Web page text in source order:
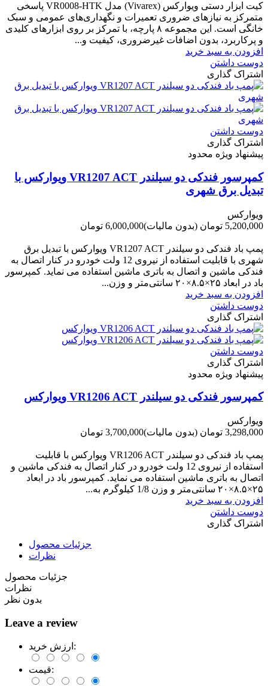
کیت ابزار دستی ویوارکس (Vivarex) مدل VR0008-HTK پاسخی
متمرکز به نیازهای ضروری تعمیرات و نگهداری‌های عمومی و سبک
خانگی است. این مجموعه ۸ پارچه، با تمرکز بر روی ابزارهای کلیدی
و پرکاربرد، بدون اضافات غیرضروری، کیفیت و...
افزودن به سبد خرید
دوست داشتن
اشتراک گذاری
دوست داشتن
اشتراک گذاری
پیشنهاد ویژه محدود
کمپرسور فندکی دو سیلندر VR1207 ACT ویوارکس با
تبدیل برق شهری
ویوارکس
5,200,000 تومان
(بدون مالیات)6,000,000 تومان
پمپ باد فندکی دو سیلندر VR1207 ACT ویوارکس با تبدیل برق
شهری با قابلیت استفاده از نیروی 12 ولت خودرو در کنار اتصال به
فندکی ماشین و اتصال به باتری ماشین استفاده می نماید. کمپرسور
باد در ابعاد ۲۵×۸.۵×۲۰ سانتی‌متر و وزن...
افزودن به سبد خرید
دوست داشتن
اشتراک گذاری
دوست داشتن
اشتراک گذاری
پیشنهاد ویژه محدود
کمپرسور فندکی دو سیلندر VR1206 ACT ویوارکس
ویوارکس
3,298,000 تومان
(بدون مالیات)3,700,000 تومان
پمپ باد فندکی دو سیلندر VR1206 ACT ویوارکس با قابلیت
استفاده از نیروی 12 ولت خودرو در کنار اتصال به فندکی ماشین و
اتصال به باتری ماشین استفاده می نماید. کمپرسور باد در ابعاد
۲۵×۸.۵×۲۰ سانتی‌متر و وزن 1/8 کیلوگرم به...
افزودن به سبد خرید
دوست داشتن
اشتراک گذاری
جزئیات محصول
نظرات
جزئیات محصول
نظرات
بدون نظر
Leave a review
ارزش خرید:
قیمت: